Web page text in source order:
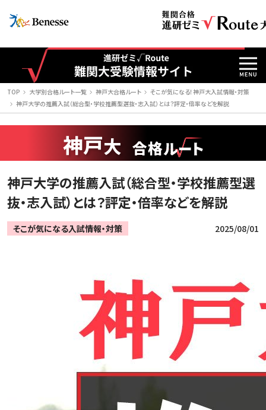
TOP 大学別合格ルート一覧 神戸大合格ルート
そこが気になる！神戸大入試情報・対策
神戸大学の推薦入試（総合型・学校推薦型選抜・志入試）とは？評定・倍率などを解説
神戸大
神戸大学の推薦入試（総合型・学校推薦型選
抜・志入試）とは？評定・倍率などを解説
そこが気になる入試情報・対策 2025/08/01